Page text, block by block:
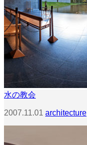
水の教会
2007.11.01 architecture